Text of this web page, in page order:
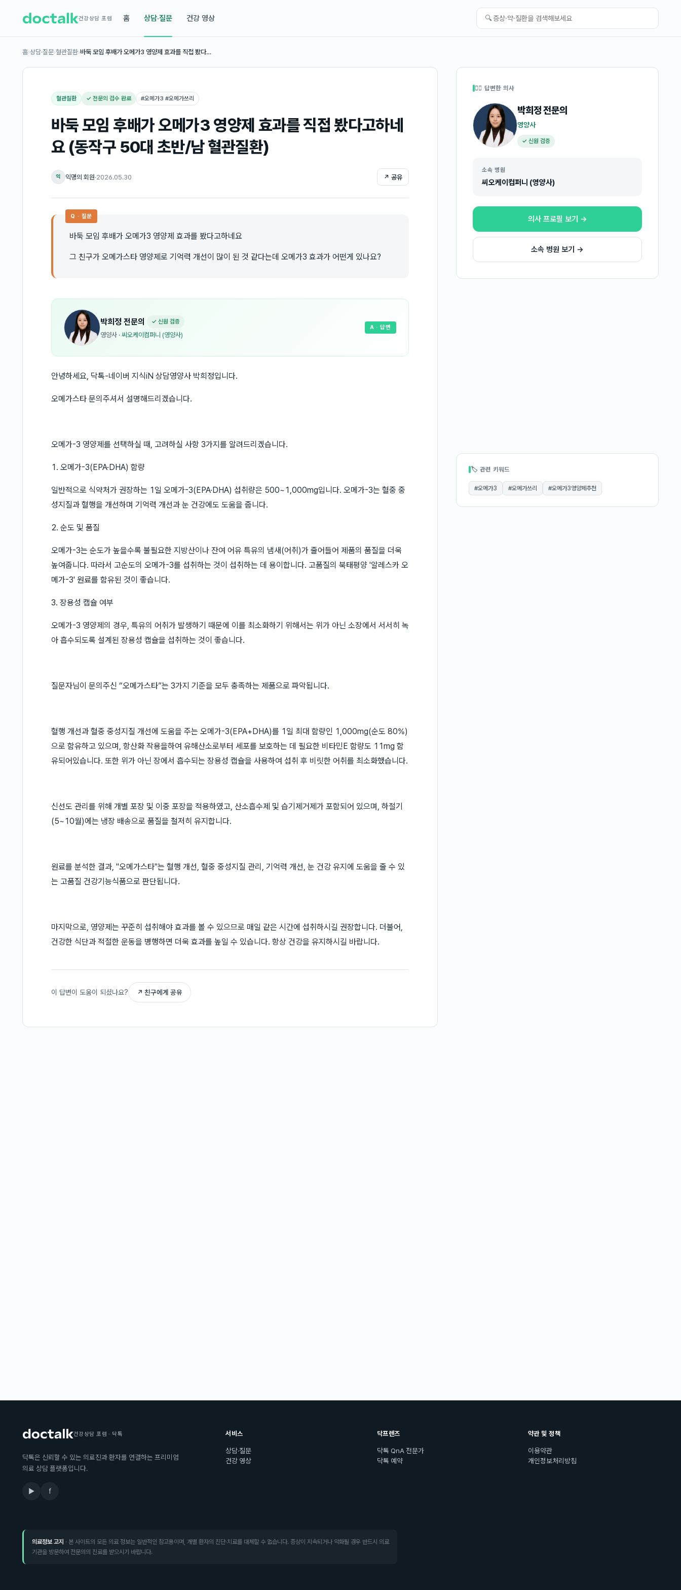
건강상담 포럼 홈 상담·질문 건강 영상 🔍
홈›상담·질문›혈관질환›바둑 모임 후배가 오메가3 영양제 효과를 직접 봤다…
혈관질환 ✓ 전문의 검수 완료 #오메가3 #오메가쓰리
바둑 모임 후배가 오메가3 영양제 효과를 직접 봤다고하네
요 (동작구 50대 초반/남 혈관질환)
익 익명의 회원·2026.05.30 ↗ 공유
Q · 질문
바둑 모임 후배가 오메가3 영양제 효과를 봤다고하네요
그 친구가 오메가스타 영양제로 기억력 개선이 많이 된 것 같다는데 오메가3 효과가 어떤게 있나요?
박희정 전문의 ✓ 신원 검증
영양사 · 씨오케이컴퍼니 (영양사)
A · 답변
안녕하세요, 닥톡-네이버 지식iN 상담영양사 박희정입니다.
오메가스타 문의주셔서 설명해드리겠습니다.
오메가-3 영양제를 선택하실 때, 고려하실 사항 3가지를 알려드리겠습니다.
1. 오메가-3(EPA·DHA) 함량
일반적으로 식약처가 권장하는 1일 오메가-3(EPA·DHA) 섭취량은 500~1,000mg입니다. 오메가-3는 혈중 중
성지질과 혈행을 개선하며 기억력 개선과 눈 건강에도 도움을 줍니다.
2. 순도 및 품질
오메가-3는 순도가 높을수록 불필요한 지방산이나 잔여 어유 특유의 냄새(어취)가 줄어들어 제품의 품질을 더욱
높여줍니다. 따라서 고순도의 오메가-3를 섭취하는 것이 섭취하는 데 용이합니다. 고품질의 북태평양 '알레스카 오
메가-3' 원료를 함유된 것이 좋습니다.
3. 장용성 캡슐 여부
오메가-3 영양제의 경우, 특유의 어취가 발생하기 때문에 이를 최소화하기 위해서는 위가 아닌 소장에서 서서히 녹
아 흡수되도록 설계된 장용성 캡슐을 섭취하는 것이 좋습니다.
질문자님이 문의주신 “오메가스타”는 3가지 기준을 모두 충족하는 제품으로 파악됩니다.
혈행 개선과 혈중 중성지질 개선에 도움을 주는 오메가-3(EPA+DHA)를 1일 최대 함량인 1,000mg(순도 80%)
으로 함유하고 있으며, 항산화 작용을하여 유해산소로부터 세포를 보호하는 데 필요한 비타민E 함량도 11mg 함
유되어있습니다. 또한 위가 아닌 장에서 흡수되는 장용성 캡슐을 사용하여 섭취 후 비릿한 어취를 최소화했습니다.
신선도 관리를 위해 개별 포장 및 이중 포장을 적용하였고, 산소흡수제 및 습기제거제가 포함되어 있으며, 하절기
(5~10월)에는 냉장 배송으로 품질을 철저히 유지합니다.
원료를 분석한 결과, "오메가스타"는 혈행 개선, 혈중 중성지질 관리, 기억력 개선, 눈 건강 유지에 도움을 줄 수 있
는 고품질 건강기능식품으로 판단됩니다.
마지막으로, 영양제는 꾸준히 섭취해야 효과를 볼 수 있으므로 매일 같은 시간에 섭취하시길 권장합니다. 더불어,
건강한 식단과 적절한 운동을 병행하면 더욱 효과를 높일 수 있습니다. 항상 건강을 유지하시길 바랍니다.
이 답변이 도움이 되셨나요? ↗ 친구에게 공유
👩‍⚕️ 답변한 의사
박희정전문의
영양사
✓ 신원 검증
소속 병원
씨오케이컴퍼니 (영양사)
의사 프로필 보기 →
소속 병원 보기 →
🏷 관련 키워드
#오메가3 #오메가쓰리 #오메가3영양제추천
건강상담 포럼 · 닥톡
닥톡은 신뢰할 수 있는 의료진과 환자를 연결하는 프리미엄
의료 상담 플랫폼입니다.
▶ f
서비스
상담·질문
건강 영상
닥프렌즈
닥톡 QnA 전문가
닥톡 예약
약관 및 정책
이용약관
개인정보처리방침
의료정보 고지 · 본 사이트의 모든 의료 정보는 일반적인 참고용이며, 개별 환자의 진단·치료를 대체할 수 없습니다. 증상이 지속되거나 악화될 경우 반드시 의료
기관을 방문하여 전문의의 진료를 받으시기 바랍니다.